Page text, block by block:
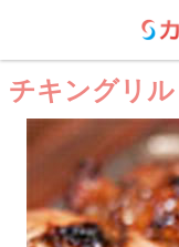
チキングリル